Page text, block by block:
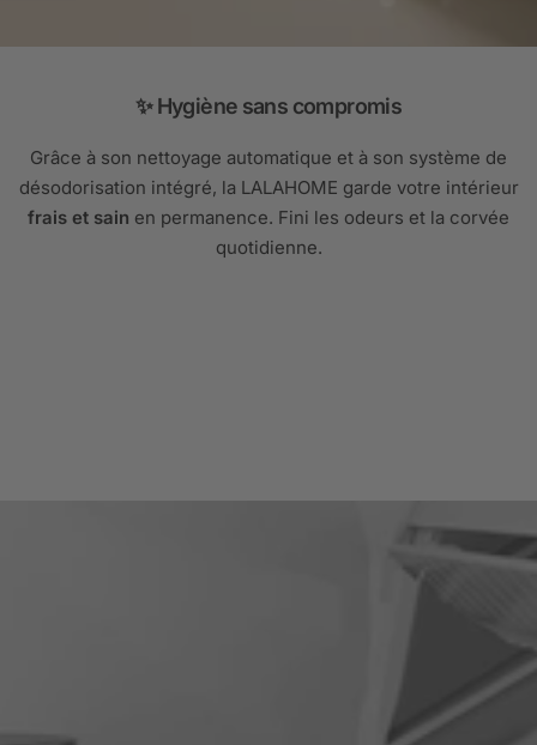
✨ Hygiène sans compromis
Grâce à son nettoyage automatique et à son système de
désodorisation intégré, la LALAHOME garde votre intérieur
frais et sain en permanence. Fini les odeurs et la corvée
quotidienne.